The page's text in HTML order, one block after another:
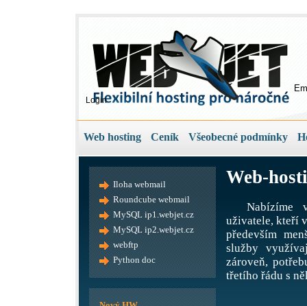
Login
Web hosting Ceník Všeobecné podmínky
Web-
Nabízíme
uživatele, kteří
především
služby
zároveň,
třetího řádu s
Iloha webmail
Roundcube webmail
MySQL ip1.webjet.cz
MySQL ip2.webjet.cz
webftp
Python doc